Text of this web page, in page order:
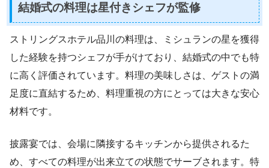
結婚式の料理は星付きシェフが監修
ストリングスホテル品川の料理は、ミシュランの星を獲得
した経験を持つシェフが手がけており、結婚式の中でも特
に高く評価されています。料理の美味しさは、ゲストの満
足度に直結するため、料理重視の方にとっては大きな安心
材料です。
披露宴では、会場に隣接するキッチンから提供されるた
め、すべての料理が出来立ての状態でサーブされます。特